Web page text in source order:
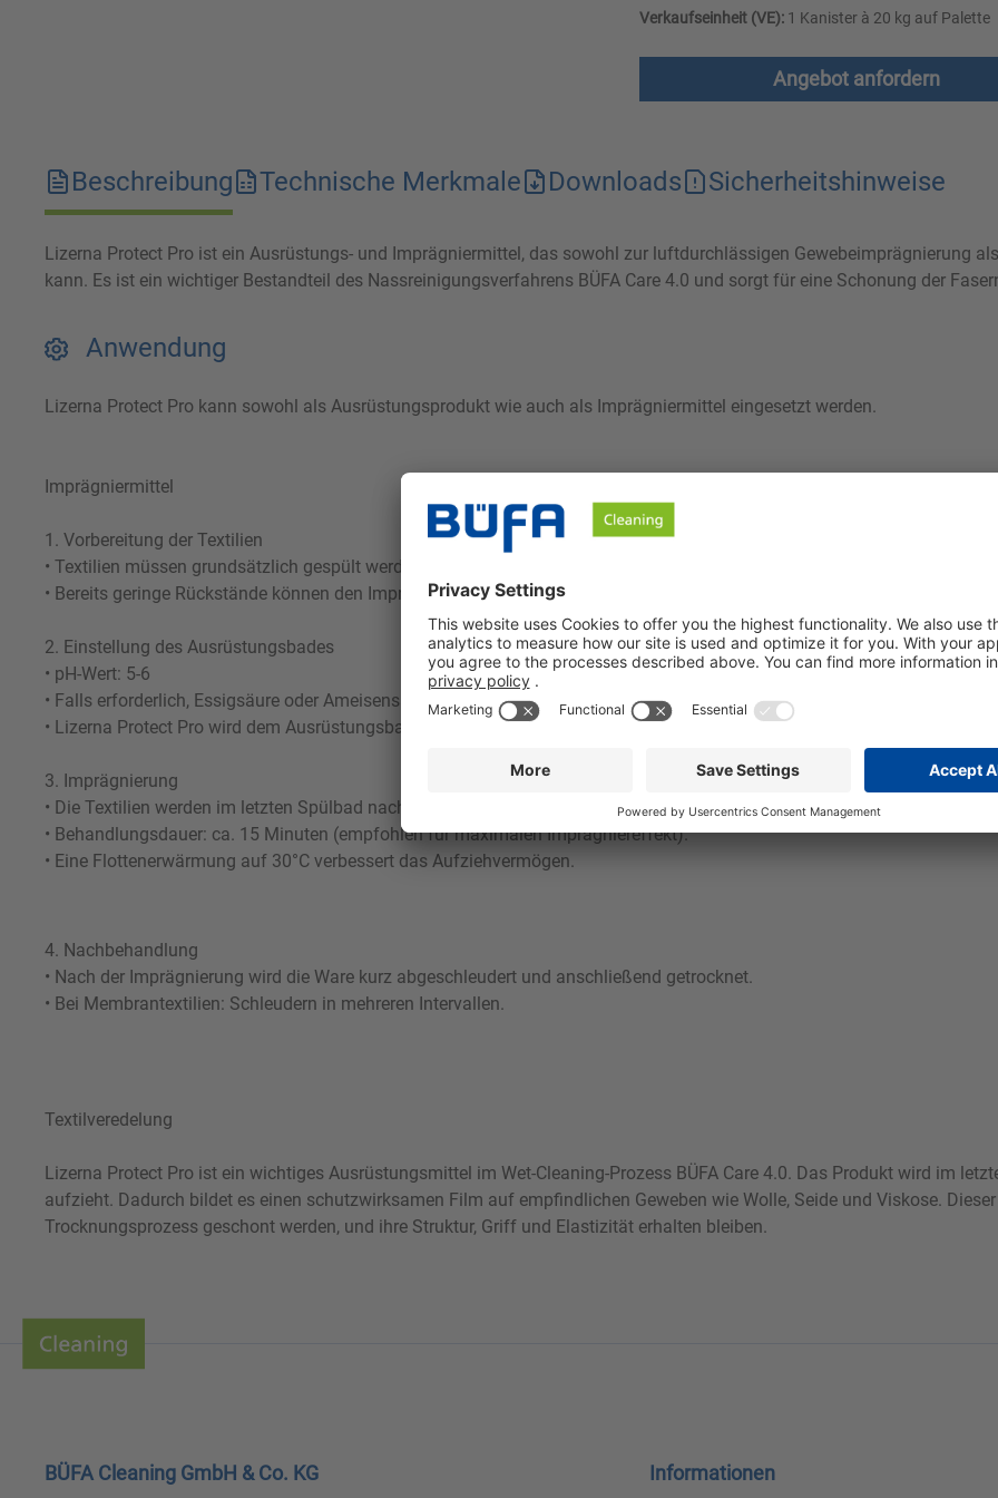
Verkaufseinheit (VE):1 Kanister à 20 kg auf Palette
Angebot anfordern
Beschreibung Technische Merkmale Downloads Sicherheitshinweise
Lizerna Protect Pro ist ein Ausrüstungs- und Imprägniermittel, das sowohl zur luftdurchlässigen Gewebeimprägnierung
kann. Es ist ein wichtiger Bestandteil des Nassreinigungsverfahrens BÜFA Care 4.0 und sorgt für eine Schonung der
Anwendung
Lizerna Protect Pro kann sowohl als Ausrüstungsprodukt wie auch als Imprägniermittel eingesetzt werden.
Imprägniermittel
1. Vorbereitung der Textilien
• Textilien müssen grundsätzlich gespült werden, um Waschmittel- und Alkalireste vollständig zu entfernen.
• Bereits geringe Rückstände können den Imprägniereffekt deutlich verschlechtern.
2. Einstellung des Ausrüstungsbades
• pH-Wert: 5-6
• Falls erforderlich, Essigsäure oder Ameisensäure zur pH-Korrektur dosieren.
• Lizerna Protect Pro wird dem Ausrüstungsbad zugegeben.
3. Imprägnierung
• Die Textilien werden im letzten Spülbad nach Erreichen des Flottenniveaus mit beginnender Trommelbewegung
• Behandlungsdauer: ca. 15 Minuten (empfohlen für maximalen Imprägniereffekt).
• Eine Flottenerwärmung auf 30°C verbessert das Aufziehvermögen.
4. Nachbehandlung
• Nach der Imprägnierung wird die Ware kurz abgeschleudert und anschließend getrocknet.
• Bei Membrantextilien: Schleudern in mehreren Intervallen.
Textilveredelung
Lizerna Protect Pro ist ein wichtiges Ausrüstungsmittel im Wet-Cleaning-Prozess BÜFA Care 4.0. Das Produkt wird im
aufzieht. Dadurch bildet es einen schutzwirksamen Film auf empfindlichen Geweben wie Wolle, Seide und Viskose.
Trocknungsprozess geschont werden, und ihre Struktur, Griff und Elastizität erhalten bleiben.
BÜFA Cleaning GmbH & Co. KG Informationen